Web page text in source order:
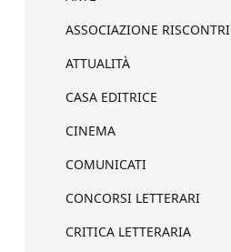
ASSOCIAZIONE RISCONTRI
ATTUALITÀ
CASA EDITRICE
CINEMA
COMUNICATI
CONCORSI LETTERARI
CRITICA LETTERARIA